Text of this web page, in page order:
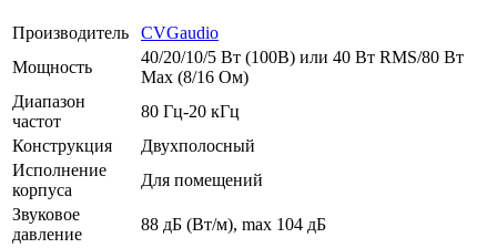
Производитель
CVGaudio
Мощность
40/20/10/5 Вт (100В) или 40 Вт RMS/80 Вт
Мах (8/16 Ом)
Диапазон
частот
80 Гц-20 кГц
Конструкция
Двухполосный
Исполнение
корпуса
Для помещений
Звуковое
давление
88 дБ (Вт/м), max 104 дБ